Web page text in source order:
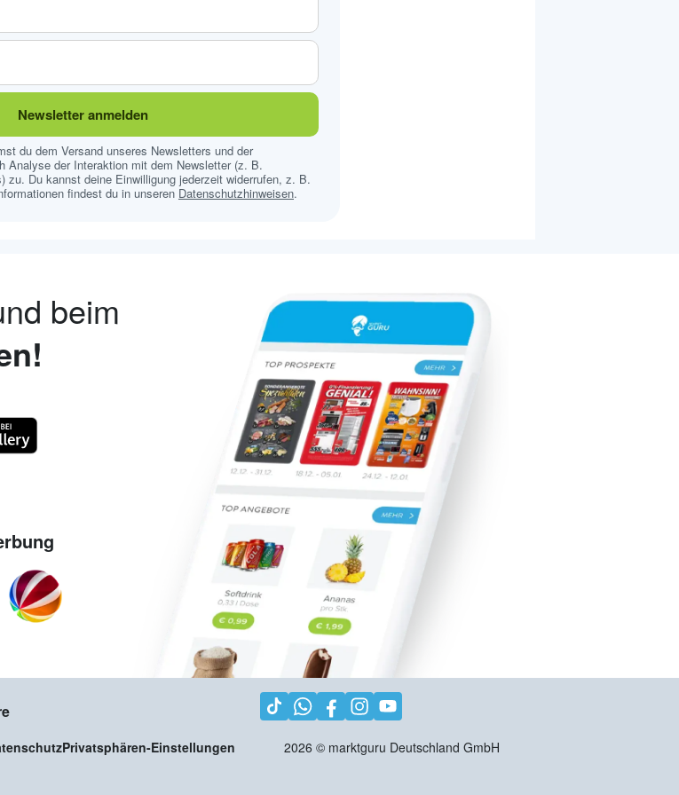
Newsletter anmelden
du dem Versand unseres Newsletters und der
Analyse der Interaktion mit dem Newsletter (z. B.
zu. Du kannst deine Einwilligung jederzeit widerrufen, z. B.
findest du in unseren Datenschutzhinweisen.
beim
Privatsphären-Einstellungen 2026 © marktguru Deutschland GmbH